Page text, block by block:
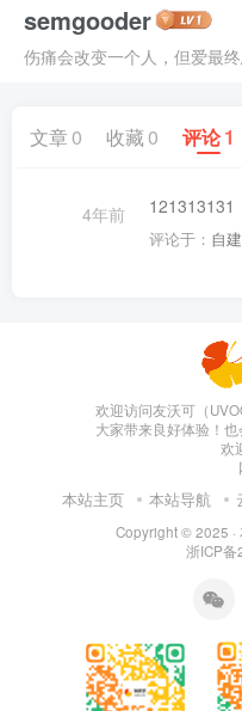
semgooder
伤痛会改变一个人，但爱最
文章0 收藏 0 评论1
4年前 121313131
评论于： 自建
欢迎访问友沃可（
大家带来良好体验！
欢
本站主页 本站导航
Copyright © 2025 ·
浙ICP